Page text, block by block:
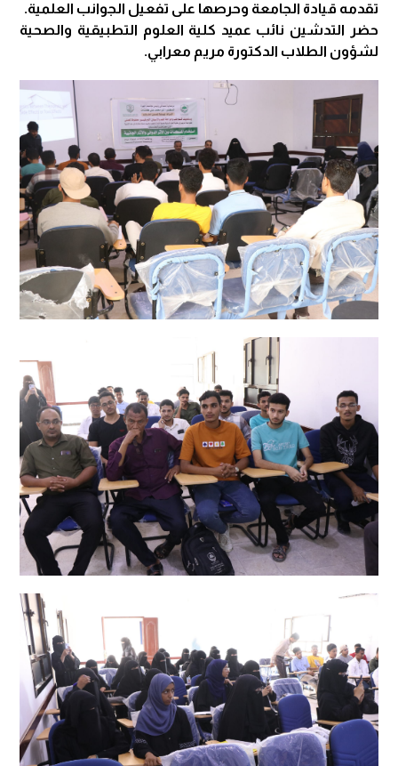
تقدمه قيادة الجامعة وحرصها على تفعيل الجوانب العلمية.
حضر التدشين نائب عميد كلية العلوم التطبيقية والصحية
لشؤون الطلاب الدكتورة مريم معرابي.